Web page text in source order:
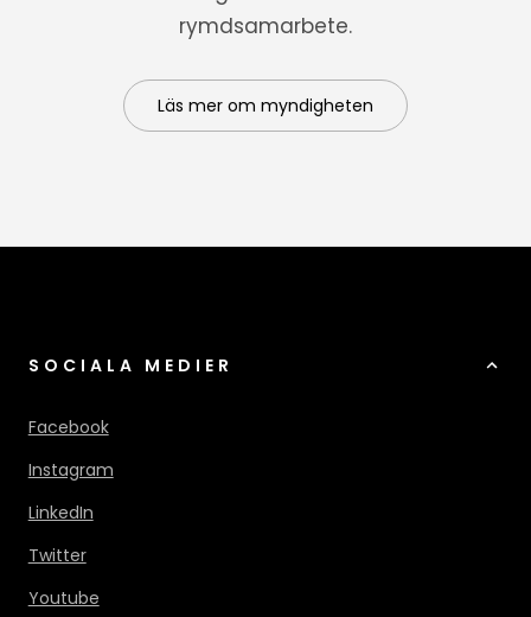
rymdsamarbete.
Läs mer om myndigheten
SOCIALA MEDIER
Facebook
Instagram
LinkedIn
Twitter
Youtube